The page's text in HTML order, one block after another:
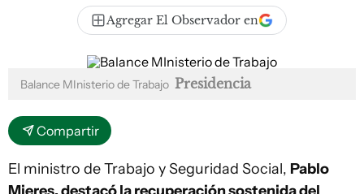
Agregar El Observador en
Balance MInisterio de Trabajo Presidencia
Compartir
El ministro de Trabajo y Seguridad Social, Pablo